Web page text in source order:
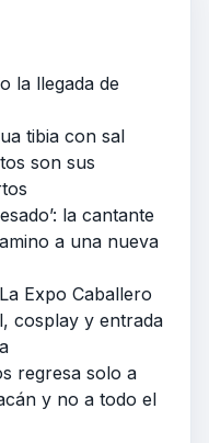
la llegada de
tibia con sal
son sus
la cantante
a una nueva
Expo Caballero
cosplay y entrada
regresa solo a
y no a todo el